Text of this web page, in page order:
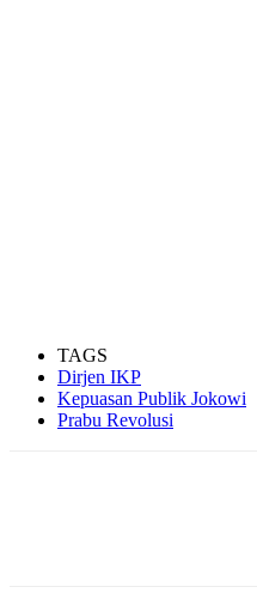
TAGS
Dirjen IKP
Kepuasan Publik Jokowi
Prabu Revolusi